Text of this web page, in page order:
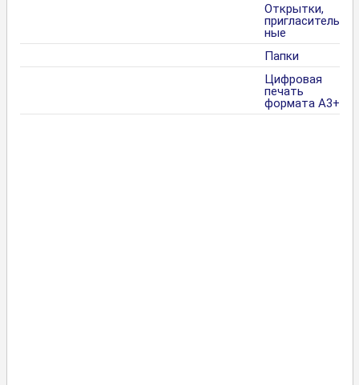
Открытки,
пригласитель
ные
Папки
Цифровая
печать
формата А3+